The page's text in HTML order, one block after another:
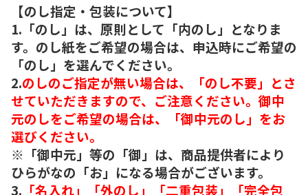
【のし指定・包装について】
1.「のし」は、原則として「内のし」となりま
す。のし紙をご希望の場合は、申込時にご希望の
「のし」を選んでください。
2.のしのご指定が無い場合は、「のし不要」とさ
せていただきますので、ご注意ください。御中
元のしをご希望の場合は、「御中元のし」をお
選びください。
※「御中元」等の「御」は、商品提供者により
ひらがなの「お」になる場合がございます。
3. 「名入れ」「外のし」「二重包装」「完全包